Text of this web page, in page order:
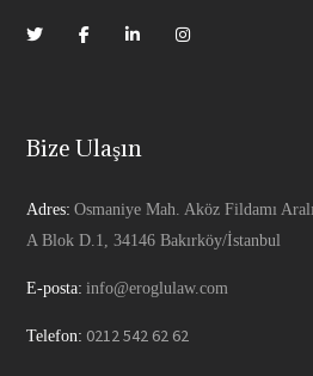
Bize Ulaşın
Adres: Osmaniye Mah. Aköz Fildamı
A Blok D.1, 34146 Bakırköy/İstanbul
E-posta: info@eroglulaw.com
Telefon: 0212 542 62 62